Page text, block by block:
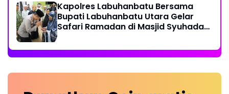
Kapolres Labuhanbatu Bersama
Bupati Labuhanbatu Utara Gelar
Safari Ramadan di Masjid Syuhada